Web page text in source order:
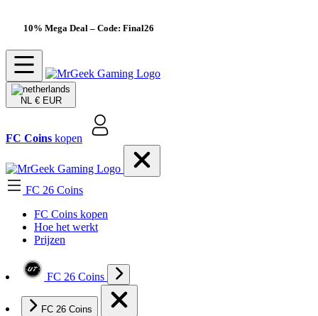
10% Mega Deal – Code: Final26
NL € EUR
FC Coins kopen
FC 26 Coins
FC Coins kopen
Hoe het werkt
Prijzen
FC 26 Coins
FC 26 Coins